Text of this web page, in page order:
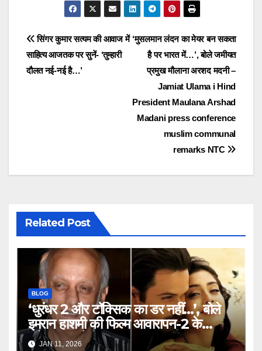
Post
navigation
‘मुसलमान लंदन का मेयर बन सकता
है पर भारत में…’, बोले जमीयत
प्रमुख मौलाना अरशद मदनी –
Jamiat Ulama i Hind
President Maulana Arshad
Madani press conference
muslim communal
remarks NTC
सिंगर कुमार सत्यम की आवाज में
साह‍ित्य आजतक पर सुनें- ‘तुम्हारी
दौलत नई-नई है…’
Related Post
BLOG
‘धुरंधर 2 और टॉक्सिक का डर नहीं…’, बोले
इमरान हाशमी की फिल्म आवारापन-2 के
प्रोड्यूसर मुकेश भट्ट – Mukesh
JAN 11, 2026